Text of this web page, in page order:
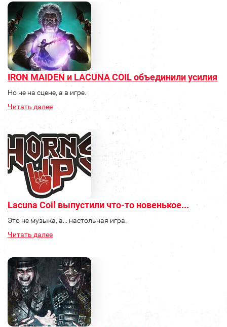
IRON MAIDEN и LACUNA COIL объединили усилия
Но не на сцене, а в игре.
Читать далее
Lacuna Coil выпустили что-то новенькое...
Это не музыка, а... настольная игра.
Читать далее